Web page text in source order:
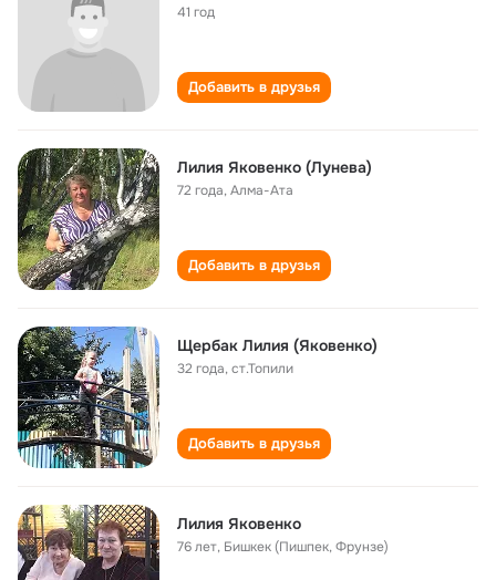
41 год
Добавить в друзья
Лилия Яковенко (Лунева)
72 года,Алма-Ата
Добавить в друзья
Щербак Лилия (Яковенко)
32 года,ст.Топили
Добавить в друзья
Лилия Яковенко
76 лет, Бишкек (Пишпек, Фрунзе)